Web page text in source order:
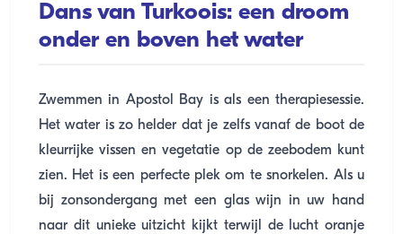
Dans van Turkoois: een droom
onder en boven het water
Zwemmen in Apostol Bay is als een therapiesessie.
Het water is zo helder dat je zelfs vanaf de boot de
kleurrijke vissen en vegetatie op de zeebodem kunt
zien. Het is een perfecte plek om te snorkelen. Als u
bij zonsondergang met een glas wijn in uw hand
naar dit unieke uitzicht kijkt terwijl de lucht oranje